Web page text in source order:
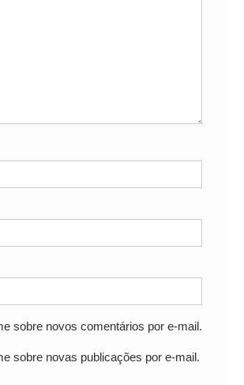
sobre novos comentários por e-mail.
sobre novas publicações por e-mail.